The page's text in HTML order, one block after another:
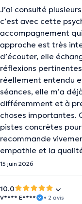
J’ai consulté
c’est avec cette
accompagnement
approche est très
d’écouter, elle
réflexions
réellement entendu
séances, elle m’a
différemment et à
choses importantes.
pistes concrètes
recommande
empathie et la
15 juin 2026
10.0
V**** E**** • 2 avis